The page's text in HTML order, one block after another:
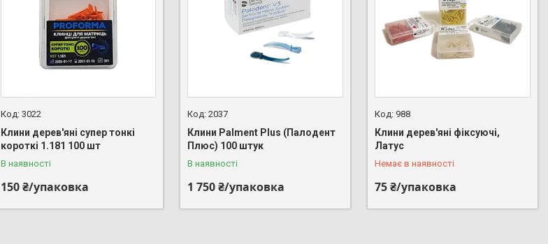
3022
Клини дерев'яні супер тонкі
короткі 1.181 100 шт
В наявності
150 ₴/упаковка
2037
Клини Palment Plus (Палодент
Плюс) 100 штук
В наявності
1 750 ₴/упаковка
988
Клини дерев'яні фіксуючі,
Латус
Немає в наявності
75 ₴/упаковка
+380 (67) 798-17-41